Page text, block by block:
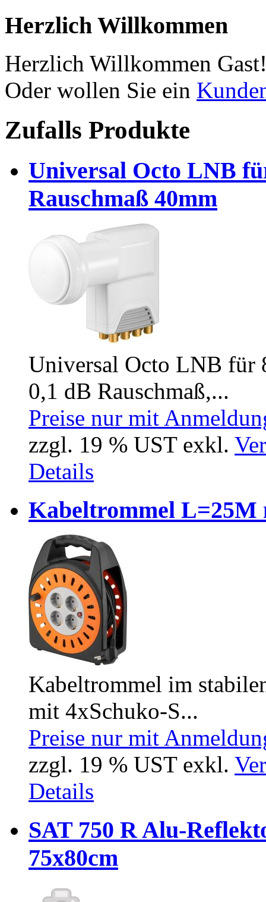
Herzlich Willkommen
Herzlich Willkommen
Oder wollen Sie ein
Zufalls Produkte
Universal Octo LNB
Rauschmaß 40mm
Universal Octo LNB für
0,1 dB Rauschmaß,...
Preise nur mit
zzgl. 19 % UST exkl.
Details
Kabeltrommel L=25M
Kabeltrommel im
mit 4xSchuko-S...
Preise nur mit
zzgl. 19 % UST exkl.
Details
SAT 750 R Alu-
75x80cm